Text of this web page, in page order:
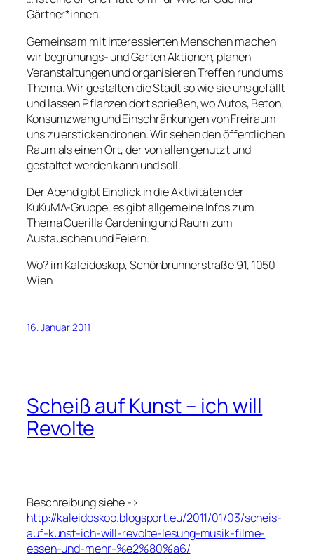
Gärtner*innen.
Gemeinsam mit interessierten Menschen machen
wir begrünungs- und Garten Aktionen, planen
Veranstaltungen und organisieren Treffen rund ums
Thema. Wir gestalten die Stadt so wie sie uns gefällt
und lassen Pflanzen dort sprießen, wo Autos, Beton,
Konsumzwang und Einschränkungen von Freiraum
uns zu ersticken drohen. Wir sehen den öffentlichen
Raum als einen Ort, der von allen genutzt und
gestaltet werden kann und soll.
Der Abend gibt Einblick in die Aktivitäten der
KuKuMA-Gruppe, es gibt allgemeine Infos zum
Thema Guerilla Gardening und Raum zum
Austauschen und Feiern.
Wo? im Kaleidoskop, Schönbrunnerstraße 91, 1050
Wien
16. Januar 2011
Scheiß auf Kunst – ich will
Revolte
Beschreibung siehe ->
http://kaleidoskop.blogsport.eu/2011/01/03/scheis-
auf-kunst-ich-will-revolte-lesung-musik-filme-
essen-und-mehr-%e2%80%a6/